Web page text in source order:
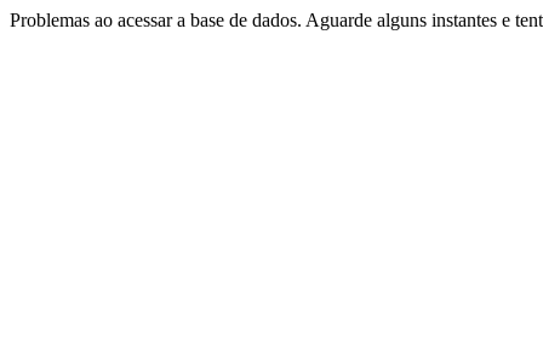
Problemas ao acessar a base de dados. Aguarde alguns instantes e